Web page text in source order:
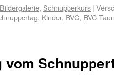
Bildergalerie, Schnupperkurs |
, Kinder, RVC, RVC